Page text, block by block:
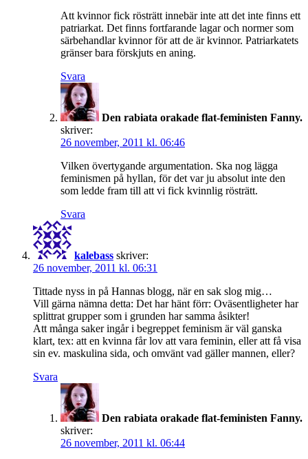
Att kvinnor fick rösträtt innebär inte att det inte finns ett
patriarkat. Det finns fortfarande lagar och normer som
särbehandlar kvinnor för att de är kvinnor. Patriarkatets
gränser bara förskjuts en aning.
Svara
Den rabiata orakade flat-feministen Fanny.
skriver:
26 november, 2011 kl. 06:46
Vilken övertygande argumentation. Ska nog lägga
feminismen på hyllan, för det var ju absolut inte den
som ledde fram till att vi fick kvinnlig rösträtt.
Svara
kalebass skriver:
26 november, 2011 kl. 06:31
Tittade nyss in på Hannas blogg, när en sak slog mig…
Vill gärna nämna detta: Det har hänt förr: Oväsentligheter har
splittrat grupper som i grunden har samma åsikter!
Att många saker ingår i begreppet feminism är väl ganska
klart, tex: att en kvinna får lov att vara feminin, eller att få visa
sin ev. maskulina sida, och omvänt vad gäller mannen, eller?
Svara
Den rabiata orakade flat-feministen Fanny.
skriver:
26 november, 2011 kl. 06:44